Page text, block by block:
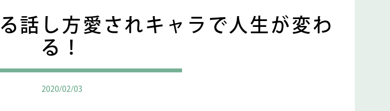
話し方愛されキャラで人生が変わ
る！
2020/02/03